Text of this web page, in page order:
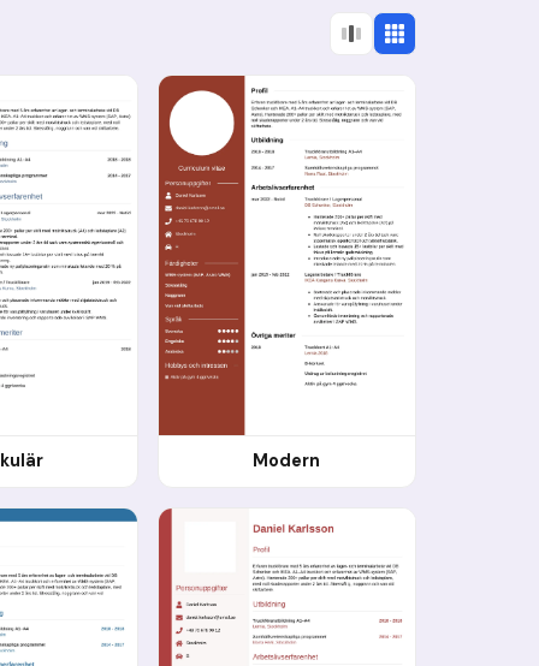
Modern